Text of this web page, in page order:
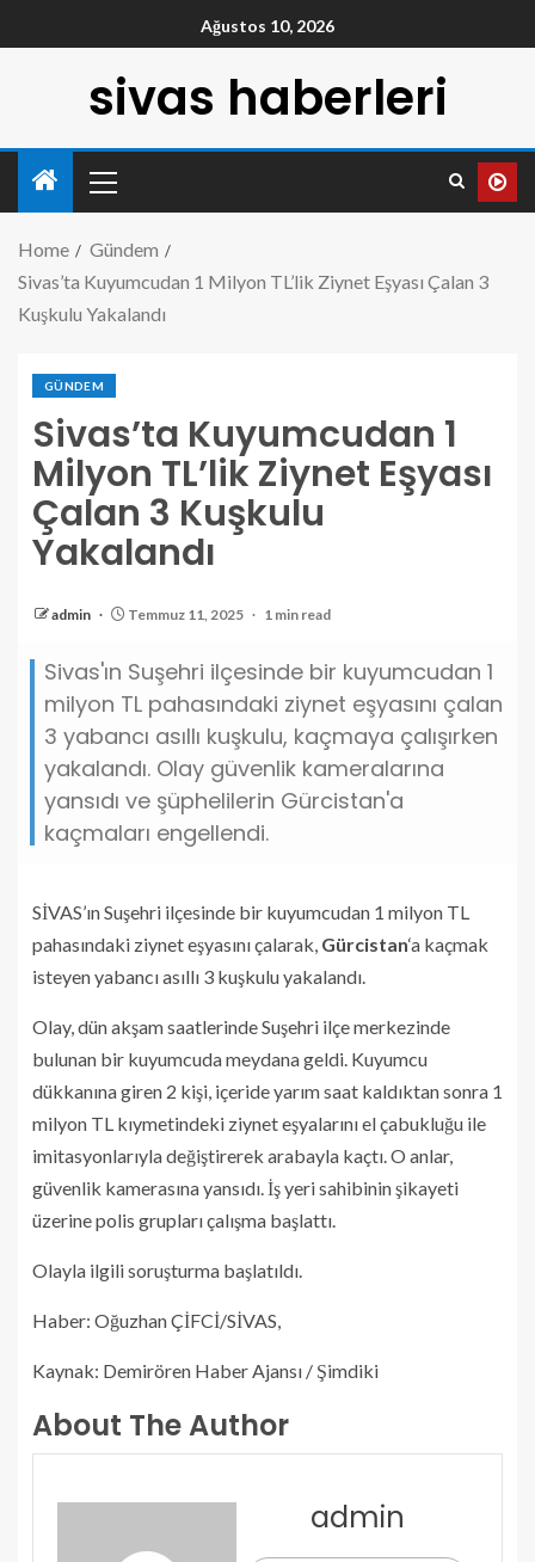
Ağustos 10, 2026
sivas haberleri
Home
Gündem
Sivas’ta Kuyumcudan 1 Milyon TL’lik Ziynet Eşyası Çalan 3
Kuşkulu Yakalandı
GÜNDEM
Sivas’ta Kuyumcudan 1
Milyon TL’lik Ziynet Eşyası
Çalan 3 Kuşkulu
Yakalandı
admin Temmuz 11, 2025 1 min read
Sivas'ın Suşehri ilçesinde bir kuyumcudan 1
milyon TL pahasındaki ziynet eşyasını çalan
3 yabancı asıllı kuşkulu, kaçmaya çalışırken
yakalandı. Olay güvenlik kameralarına
yansıdı ve şüphelilerin Gürcistan'a
kaçmaları engellendi.
SİVAS’ın Suşehri ilçesinde bir kuyumcudan 1 milyon TL
pahasındaki ziynet eşyasını çalarak, Gürcistan‘a kaçmak
isteyen yabancı asıllı 3 kuşkulu yakalandı.
Olay, dün akşam saatlerinde Suşehri ilçe merkezinde
bulunan bir kuyumcuda meydana geldi. Kuyumcu
dükkanına giren 2 kişi, içeride yarım saat kaldıktan sonra 1
milyon TL kıymetindeki ziynet eşyalarını el çabukluğu ile
imitasyonlarıyla değiştirerek arabayla kaçtı. O anlar,
güvenlik kamerasına yansıdı. İş yeri sahibinin şikayeti
üzerine polis grupları çalışma başlattı.
Olayla ilgili soruşturma başlatıldı.
Haber: Oğuzhan ÇİFCİ/SİVAS,
Kaynak: Demirören Haber Ajansı / Şimdiki
About The Author
admin